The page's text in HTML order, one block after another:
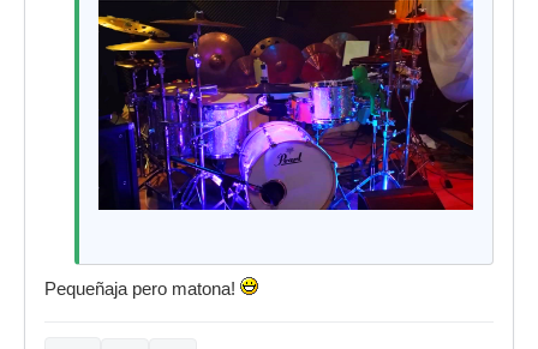
Pequeñaja pero matona!